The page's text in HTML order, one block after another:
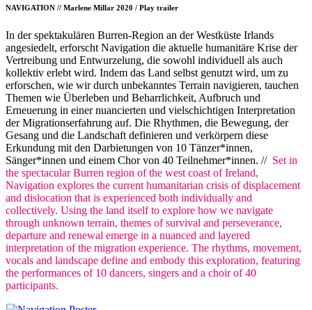
NAVIGATION // Marlene Millar 2020 / Play trailer
In der spektakulären Burren-Region an der Westküste Irlands
angesiedelt, erforscht Navigation die aktuelle humanitäre Krise der
Vertreibung und Entwurzelung, die sowohl individuell als auch
kollektiv erlebt wird. Indem das Land selbst genutzt wird, um zu
erforschen, wie wir durch unbekanntes Terrain navigieren, tauchen
Themen wie Überleben und Beharrlichkeit, Aufbruch und
Erneuerung in einer nuancierten und vielschichtigen Interpretation
der Migrationserfahrung auf. Die Rhythmen, die Bewegung, der
Gesang und die Landschaft definieren und verkörpern diese
Erkundung mit den Darbietungen von 10 Tänzer*innen,
Sänger*innen und einem Chor von 40 Teilnehmer*innen. // Set in
the spectacular Burren region of the west coast of Ireland,
Navigation explores the current humanitarian crisis of displacement
and dislocation that is experienced both individually and
collectively. Using the land itself to explore how we navigate
through unknown terrain, themes of survival and perseverance,
departure and renewal emerge in a nuanced and layered
interpretation of the migration experience. The rhythms, movement,
vocals and landscape define and embody this exploration, featuring
the performances of 10 dancers, singers and a choir of 40
participants.